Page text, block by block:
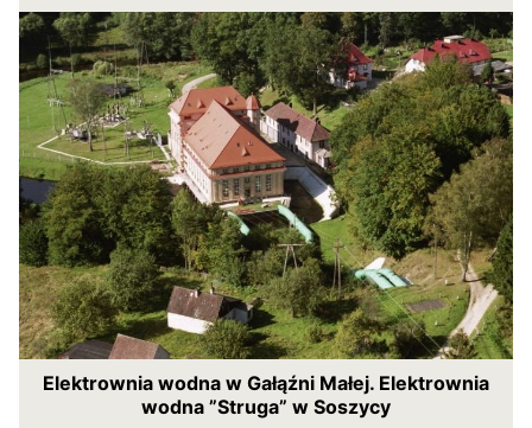
Elektrownia wodna w Gałąźni Małej. Elektrownia
wodna ”Struga” w Soszycy